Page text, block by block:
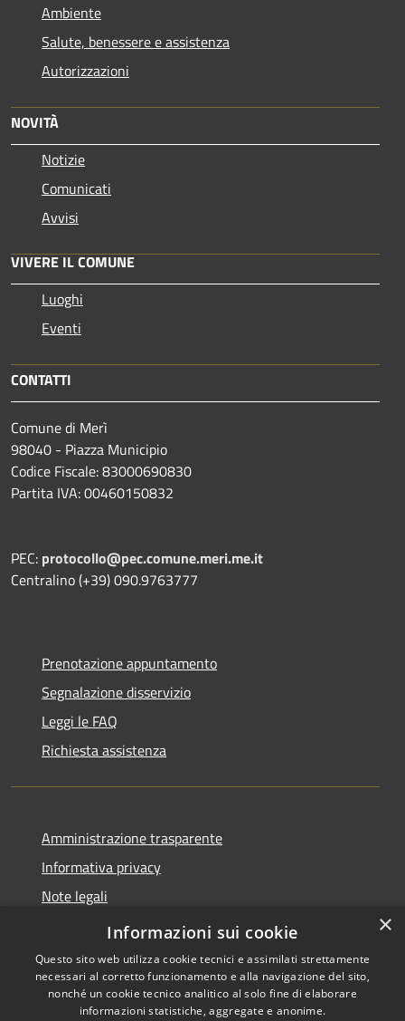
Ambiente
Salute, benessere e assistenza
Autorizzazioni
NOVITÀ
Notizie
Comunicati
Avvisi
VIVERE IL COMUNE
Luoghi
Eventi
CONTATTI
Comune di Merì
98040 - Piazza Municipio
Codice Fiscale: 83000690830
Partita IVA: 00460150832
PEC: protocollo@pec.comune.meri.me.it
Centralino (+39) 090.9763777
Prenotazione appuntamento
Segnalazione disservizio
Leggi le FAQ
Richiesta assistenza
Amministrazione trasparente
Informativa privacy
Note legali
Dichiarazione di accessibilità
Copyright © 2026 • Comune di
×
Informazioni sui cookie
Questo sito web utilizza cookie tecnici e assimilati strettamente
necessari al corretto funzionamento e alla navigazione del sito,
nonché un cookie tecnico analitico al solo fine di elaborare
informazioni statistiche, aggregate e anonime.